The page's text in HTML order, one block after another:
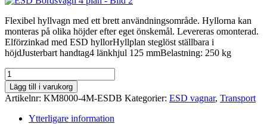
Flexibel hyllvagn med ett brett användningsområde. Hyllorna kan
monteras på olika höjder efter eget önskemål. Levereras omonterad.
Elförzinkad med ESD hyllorHyllplan steglöst ställbara i
höjdJusterbart handtag4 länkhjul 125 mmBelastning: 250 kg
ESD
Bordsvagn
4
plan
mängd
Lägg till i varukorg
Artikelnr: KM8000-4M-ESDB Kategorier: ESD vagnar, Transport
Ytterligare information